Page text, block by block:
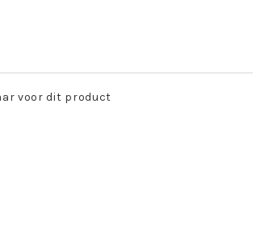
voor dit product